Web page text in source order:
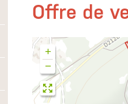
Offre de
+
−